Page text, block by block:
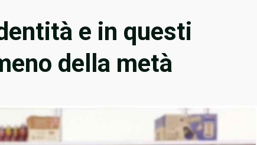
e in questi
della metà